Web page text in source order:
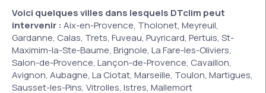
Voici quelques villes dans lesquels DTclim peut
intervenir : Aix-en-Provence, Tholonet, Meyreuil,
Gardanne, Calas, Trets, Fuveau, Puyricard, Pertuis, St-
Maximim-la-Ste-Baume, Brignole, La Fare-les-Oliviers,
Salon-de-Provence, Lançon-de-Provence, Cavaillon,
Avignon, Aubagne, La Ciotat, Marseille, Toulon, Martigues,
Sausset-les-Pins, Vitrolles, Istres, Mallemort